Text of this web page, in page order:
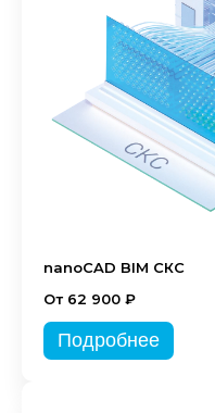
nanoCAD BIM СКС
От 62 900 ₽
Подробнее